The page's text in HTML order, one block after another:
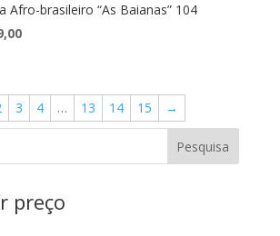
Afro-brasileiro “As Baianas” 104
O
é:
R$ 79,00.
3 4 … 13 14 15 →
Pesquisa
preço